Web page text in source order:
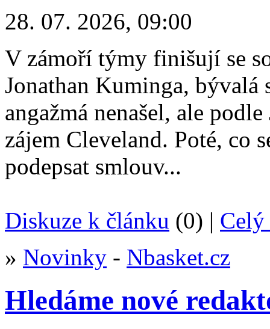
28. 07. 2026, 09:00
V zámoří týmy finišují se
Jonathan Kuminga, bývalá
angažmá nenašel, ale
zájem Cleveland. Poté, co
podepsat smlouv...
Diskuze k článku (0) | Celý
» Novinky - Nbasket.cz
Hledáme nové